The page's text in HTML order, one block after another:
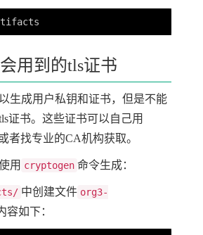
用到的tls证书
生成用户私钥和证书，但是不能
证书。这些证书可以自己用
者找专业的CA机构获取。
用 cryptogen 命令生成：
中创建文件 org3-
容如下：